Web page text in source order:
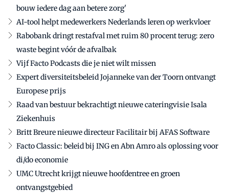
bouw iedere dag aan betere zorg'
AI-tool helpt medewerkers Nederlands leren op werkvloer
Rabobank dringt restafval met ruim 80 procent terug: zero
waste begint vóór de afvalbak
Vijf Facto Podcasts die je niet wilt missen
Expert diversiteitsbeleid Jojanneke van der Toorn ontvangt
Europese prijs
Raad van bestuur bekrachtigt nieuwe cateringvisie Isala
Ziekenhuis
Britt Breure nieuwe directeur Facilitair bij AFAS Software
Facto Classic: beleid bij ING en Abn Amro als oplossing voor
di/do economie
UMC Utrecht krijgt nieuwe hoofdentree en groen
ontvangstgebied